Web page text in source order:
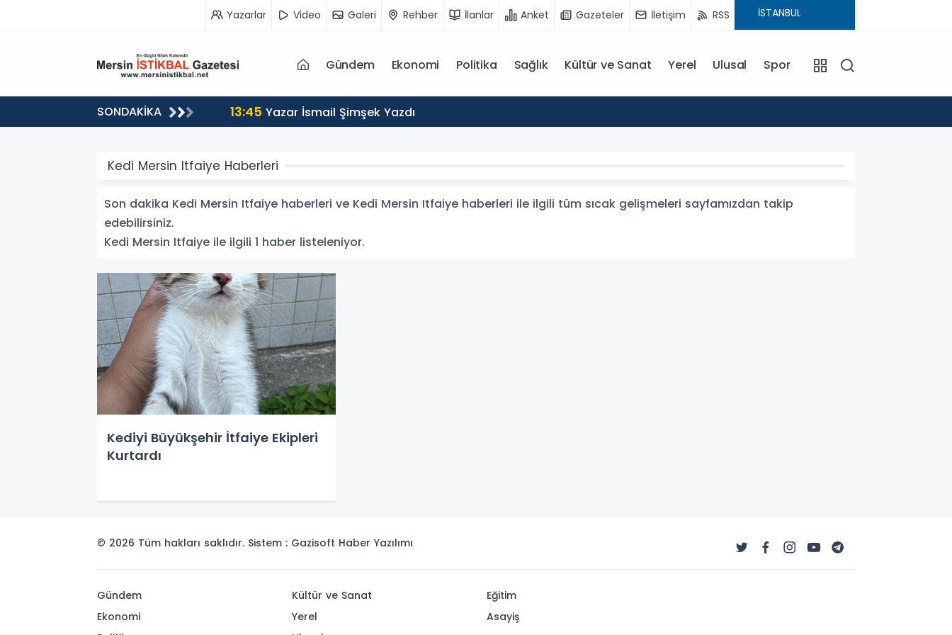
Yazarlar Video Galeri Rehber İlanlar Anket Gazeteler İletişim RSS
Gündem Ekonomi Politika Sağlık Kültür ve Sanat Yerel Ulusal Spor
SONDAKİKA
Yolculuğuna Uğurladı 13:45 Yazar İsmail Şimşek Yazdı
Kedi Mersin Itfaiye Haberleri
Son dakika Kedi Mersin Itfaiye haberleri ve Kedi Mersin Itfaiye haberleri ile ilgili tüm sıcak gelişmeleri sayfamızdan takip
edebilirsiniz.
Kedi Mersin Itfaiye ile ilgili 1 haber listeleniyor.
Kediyi Büyükşehir İtfaiye Ekipleri
Kurtardı
© 2026 Tüm hakları saklıdır. Sistem : Gazisoft Haber Yazılımı
Gündem
Ekonomi
Kültür ve Sanat
Yerel
Eğitim
Asayiş